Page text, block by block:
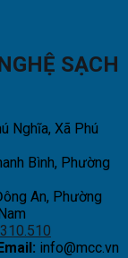
SẠCH
Nghĩa, Xã Phú
Bình, Phường
An, Phường
info@mcc.vn